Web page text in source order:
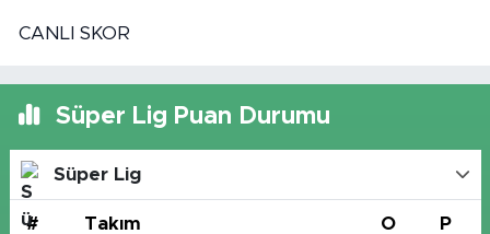
CANLI SKOR
Süper Lig Puan Durumu
Süper Lig
# Takım O P